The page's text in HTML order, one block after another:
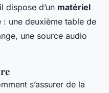
dispose d’un matériel
: une deuxième table de
une source audio
s’assurer de la